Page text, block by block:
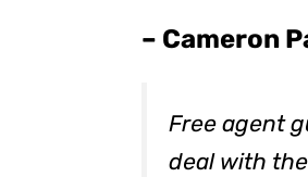
– Cameron
Free agent
deal with